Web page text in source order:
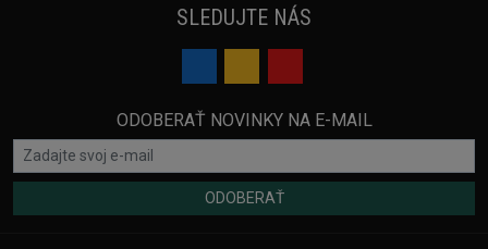
SLEDUJTE NÁS
ODOBERAŤ NOVINKY NA E-MAIL
ODOBERAŤ